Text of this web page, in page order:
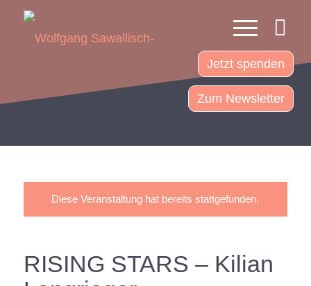
Zum Newsletter
Jetzt spenden
Diese Veranstaltung hat bereits stattgefunden.
RISING STARS – Kilian